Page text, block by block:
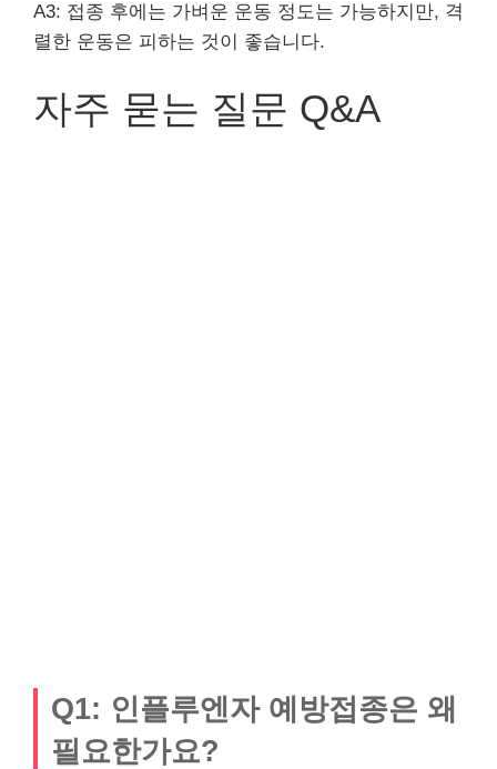
A3: 접종 후에는 가벼운 운동 정도는 가능하지만, 격
렬한 운동은 피하는 것이 좋습니다.
자주 묻는 질문 Q&A
Q1: 인플루엔자 예방접종은 왜
필요한가요?